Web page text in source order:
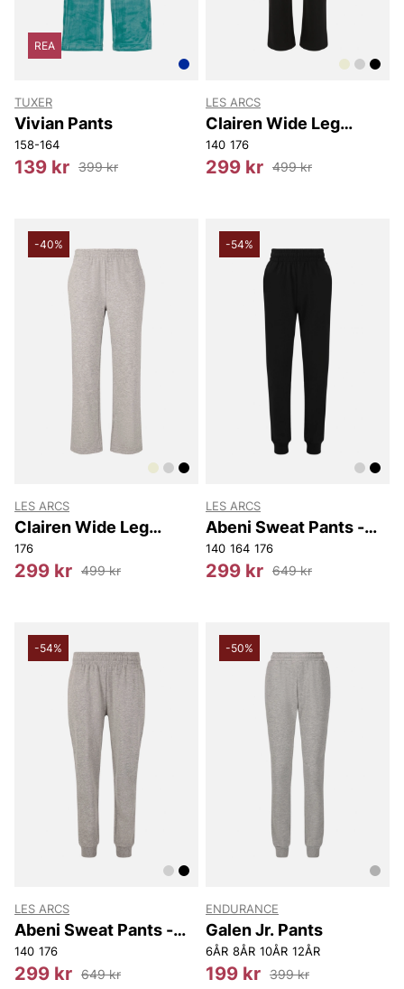
REA
TUXER
Vivian Pants
158-164
139 kr 399 kr
LES ARCS
Clairen Wide Leg
Sweat Pants -
Youth/Girl
140 176
299 kr 499 kr
-40%
LES ARCS
Clairen Wide Leg
Sweat Pants -
Youth/Girl
176
299 kr 499 kr
-54%
LES ARCS
Abeni Sweat Pants -
Youth
140 164 176
299 kr 649 kr
-54%
LES ARCS
Abeni Sweat Pants -
Youth
140 176
299 kr 649 kr
-50%
ENDURANCE
Galen Jr. Pants
6ÅR 8ÅR 10ÅR 12ÅR
199 kr 399 kr